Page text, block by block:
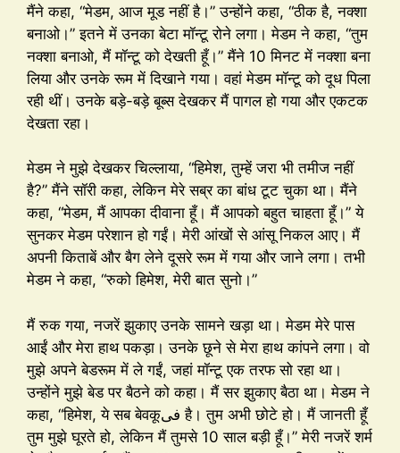
मैंने कहा, “मेडम, आज मूड नहीं है।” उन्होंने कहा, “ठीक है, नक्शा
बनाओ।” इतने में उनका बेटा मॉन्टू रोने लगा। मेडम ने कहा, “तुम
नक्शा बनाओ, मैं मॉन्टू को देखती हूँ।” मैंने 10 मिनट में नक्शा बना
लिया और उनके रूम में दिखाने गया। वहां मेडम मॉन्टू को दूध पिला
रही थीं। उनके बड़े-बड़े बूब्स देखकर मैं पागल हो गया और एकटक
देखता रहा।
मेडम ने मुझे देखकर चिल्लाया, “हिमेश, तुम्हें जरा भी तमीज नहीं
है?” मैंने सॉरी कहा, लेकिन मेरे सब्र का बांध टूट चुका था। मैंने
कहा, “मेडम, मैं आपका दीवाना हूँ। मैं आपको बहुत चाहता हूँ।” ये
सुनकर मेडम परेशान हो गईं। मेरी आंखों से आंसू निकल आए। मैं
अपनी किताबें और बैग लेने दूसरे रूम में गया और जाने लगा। तभी
मेडम ने कहा, “रुको हिमेश, मेरी बात सुनो।”
मैं रुक गया, नजरें झुकाए उनके सामने खड़ा था। मेडम मेरे पास
आईं और मेरा हाथ पकड़ा। उनके छूने से मेरा हाथ कांपने लगा। वो
मुझे अपने बेडरूम में ले गईं, जहां मॉन्टू एक तरफ सो रहा था।
उन्होंने मुझे बेड पर बैठने को कहा। मैं सर झुकाए बैठा था। मेडम ने
कहा, “हिमेश, ये सब बेवकूفی है। तुम अभी छोटे हो। मैं जानती हूँ
तुम मुझे घूरते हो, लेकिन मैं तुमसे 10 साल बड़ी हूँ।” मेरी नजरें शर्म